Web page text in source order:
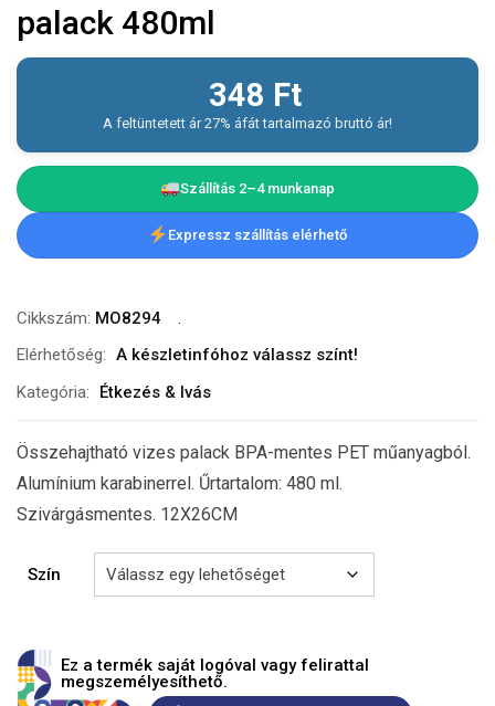
palack 480ml
348 Ft
A feltüntetett ár 27% áfát tartalmazó bruttó ár!
Szállítás 2–4 munkanap
Expressz szállítás elérhető
Cikkszám: MO8294
Elérhetőség: A készletinfóhoz válassz színt!
Kategória:
Étkezés & Ivás
Összehajtható vizes palack BPA-mentes PET műanyagból.
Alumínium karabinerrel. Űrtartalom: 480 ml.
Szivárgásmentes. 12X26CM
Szín
Ez a termék saját logóval vagy felirattal
megszemélyesíthető.